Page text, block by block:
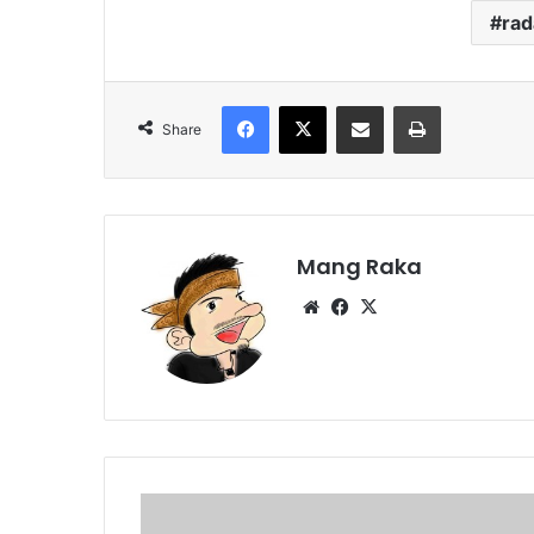
Share
Facebook
X Share via Email Print
Mang Raka
WebsiteFacebook